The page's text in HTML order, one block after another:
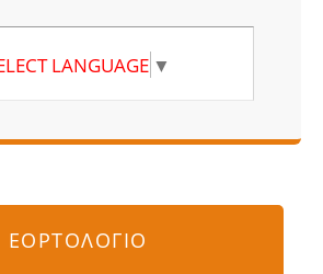
LANGUAGE ▼
ΕΟΡΤΟΛΟΓΙΟ